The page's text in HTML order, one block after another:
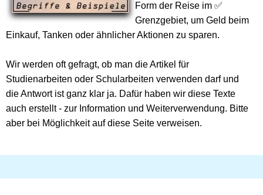
Form der Reise im ✅
Grenzgebiet, um Geld beim
Einkauf, Tanken oder ähnlicher Aktionen zu sparen.
Wir werden oft gefragt, ob man die Artikel für
Studienarbeiten oder Schularbeiten verwenden darf und
die Antwort ist ganz klar ja. Dafür haben wir diese Texte
auch erstellt - zur Information und Weiterverwendung. Bitte
aber bei Möglichkeit auf diese Seite verweisen.